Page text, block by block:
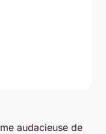
audacieuse de